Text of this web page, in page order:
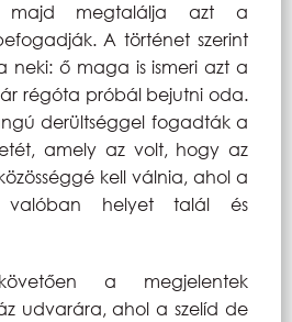
majd megtalálja azt a
A történet szerint
neki: ő maga is ismeri azt a
régóta próbál bejutni oda.
derültséggel fogadták a
amely az volt, hogy az
kell válnia, ahol a
valóban helyet talál és
a megjelentek
udvarára, ahol a szelíd de